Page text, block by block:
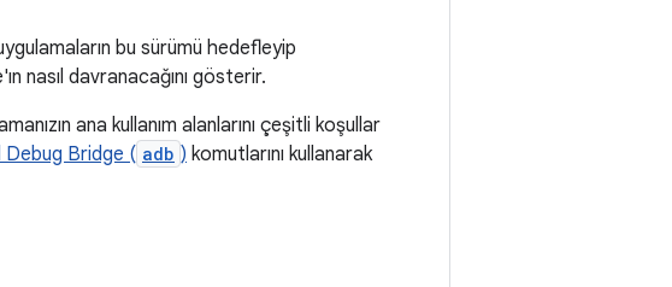
bu sürümü hedefleyip
nasıl davranacağını gösterir.
ana kullanım alanlarını çeşitli koşullar
Debug Bridge ( adb ) komutlarını kullanarak